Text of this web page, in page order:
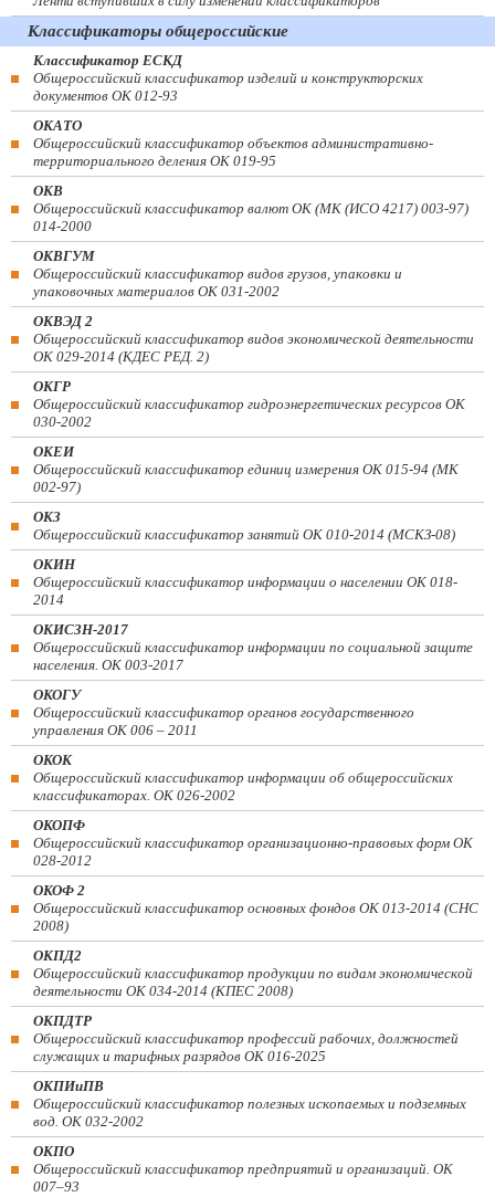
Классификаторы общероссийские
Классификатор ЕСКД
Общероссийский классификатор изделий и конструкторских
документов ОК 012-93
ОКАТО
Общероссийский классификатор объектов административно-
территориального деления ОК 019-95
ОКВ
Общероссийский классификатор валют ОК (МК (ИСО 4217) 003-97)
014-2000
ОКВГУМ
Общероссийский классификатор видов грузов, упаковки и
упаковочных материалов ОК 031-2002
ОКВЭД 2
Общероссийский классификатор видов экономической деятельности
ОК 029-2014 (КДЕС РЕД. 2)
ОКГР
Общероссийский классификатор гидроэнергетических ресурсов ОК
030-2002
ОКЕИ
Общероссийский классификатор единиц измерения ОК 015-94 (МК
002-97)
ОКЗ
Общероссийский классификатор занятий ОК 010-2014 (МСКЗ-08)
ОКИН
Общероссийский классификатор информации о населении ОК 018-
2014
ОКИСЗН-2017
Общероссийский классификатор информации по социальной защите
населения. ОК 003-2017
ОКОГУ
Общероссийский классификатор органов государственного
управления ОК 006 – 2011
ОКОК
Общероссийский классификатор информации об общероссийских
классификаторах. ОК 026-2002
ОКОПФ
Общероссийский классификатор организационно-правовых форм ОК
028-2012
ОКОФ 2
Общероссийский классификатор основных фондов ОК 013-2014 (СНС
2008)
ОКПД2
Общероссийский классификатор продукции по видам экономической
деятельности ОК 034-2014 (КПЕС 2008)
ОКПДТР
Общероссийский классификатор профессий рабочих, должностей
служащих и тарифных разрядов ОК 016-2025
ОКПИиПВ
Общероссийский классификатор полезных ископаемых и подземных
вод. ОК 032-2002
ОКПО
Общероссийский классификатор предприятий и организаций. ОК
007–93